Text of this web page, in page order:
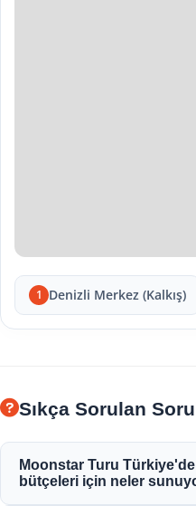
1 Denizli Merkez (Kalkış)
Sıkça Sorulan
Moonstar Turu
bütçeleri için neler